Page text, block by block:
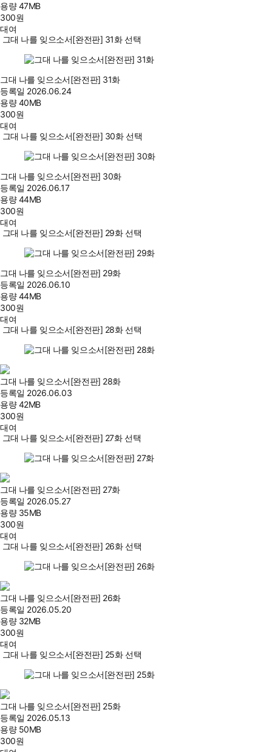
용량47MB
300원
대여
그대 나를 잊으소서[완전판] 31화 선택
그대 나를 잊으소서[완전판] 31화
등록일 2026.06.24
용량40MB
300원
대여
그대 나를 잊으소서[완전판] 30화 선택
그대 나를 잊으소서[완전판] 30화
등록일 2026.06.17
용량44MB
300원
대여
그대 나를 잊으소서[완전판] 29화 선택
그대 나를 잊으소서[완전판] 29화
등록일 2026.06.10
용량44MB
300원
대여
그대 나를 잊으소서[완전판] 28화 선택
그대 나를 잊으소서[완전판] 28화
등록일 2026.06.03
용량42MB
300원
대여
그대 나를 잊으소서[완전판] 27화 선택
그대 나를 잊으소서[완전판] 27화
등록일 2026.05.27
용량 35MB
300원
대여
그대 나를 잊으소서[완전판] 26화 선택
그대 나를 잊으소서[완전판] 26화
등록일 2026.05.20
용량 32MB
300원
대여
그대 나를 잊으소서[완전판] 25화 선택
그대 나를 잊으소서[완전판] 25화
등록일 2026.05.13
용량 50MB
300원